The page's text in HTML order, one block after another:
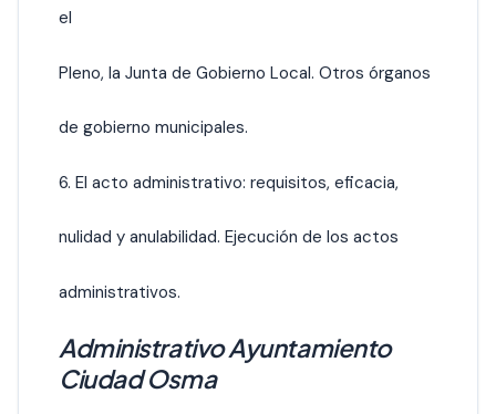
el
Pleno, la Junta de Gobierno Local. Otros órganos
de gobierno municipales.
6. El acto administrativo: requisitos, eficacia,
nulidad y anulabilidad. Ejecución de los actos
administrativos.
Administrativo Ayuntamiento
Ciudad Osma